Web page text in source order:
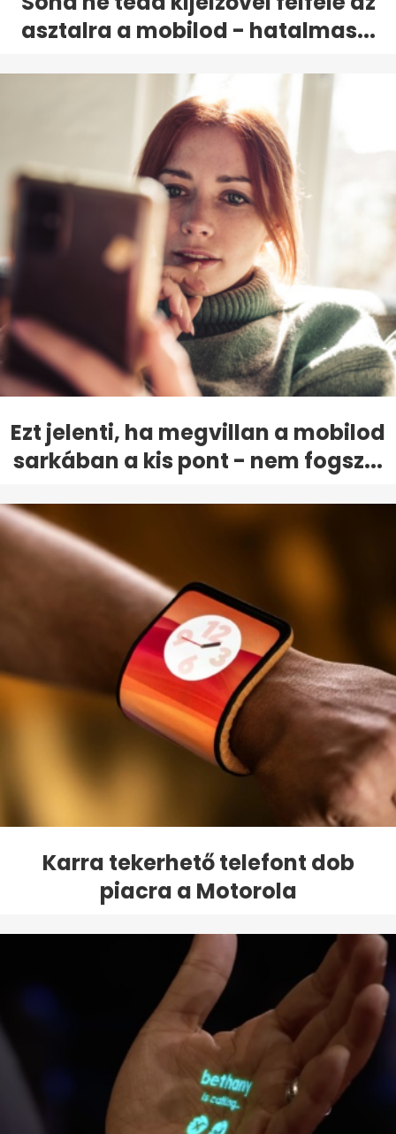
asztalra a mobilod - hatalmas...
Ezt jelenti, ha megvillan a mobilod
sarkában a kis pont - nem fogsz...
Karra tekerhető telefont dob
piacra a Motorola